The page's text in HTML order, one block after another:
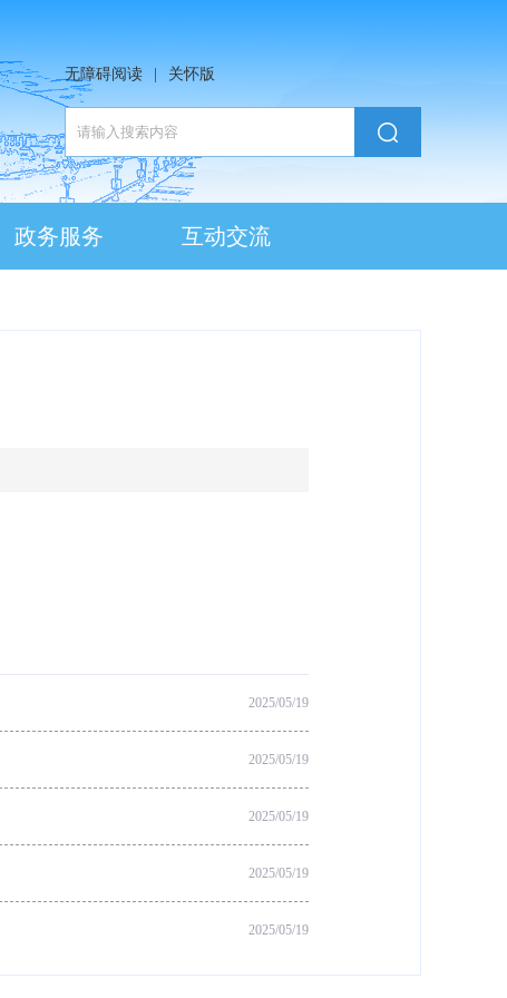
无障碍阅读 关怀版
政务服务 互动交流
2025/05/19
2025/05/19
2025/05/19
2025/05/19
2025/05/19